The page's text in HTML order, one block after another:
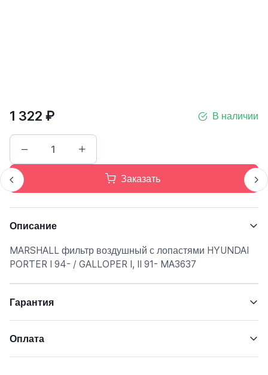
1 322 ₽ В наличии
Заказать
Описание
MARSHALL фильтр воздушный с лопастями HYUNDAI
PORTER I 94- / GALLOPER I, II 91- MA3637
Гарантия
Оплата